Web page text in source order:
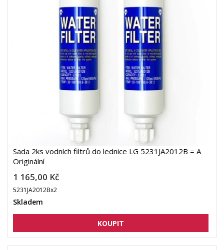
Sada 2ks vodních filtrů do lednice LG 5231JA2012B = A
Originální
1 165,00 Kč
5231JA2012Bx2
Skladem